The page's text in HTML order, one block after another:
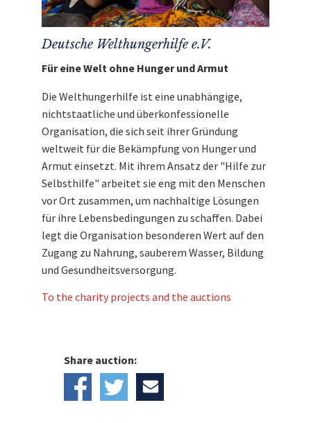
Deutsche Welthungerhilfe e.V.
Für eine Welt ohne Hunger und Armut
Die Welthungerhilfe ist eine unabhängige,
nichtstaatliche und überkonfessionelle
Organisation, die sich seit ihrer Gründung
weltweit für die Bekämpfung von Hunger und
Armut einsetzt. Mit ihrem Ansatz der "Hilfe zur
Selbsthilfe" arbeitet sie eng mit den Menschen
vor Ort zusammen, um nachhaltige Lösungen
für ihre Lebensbedingungen zu schaffen. Dabei
legt die Organisation besonderen Wert auf den
Zugang zu Nahrung, sauberem Wasser, Bildung
und Gesundheitsversorgung.
To the charity projects and the auctions
Share auction: